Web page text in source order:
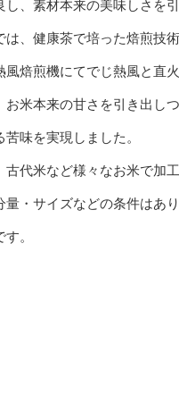
、素材本来の美味しさを引
は、健康茶で培った焙煎技術
焙煎機にてでじ熱風と直火
米本来の甘さを引き出しつ
味を実現しました。
代米など様々なお米で加工
・サイズなどの条件はあり
。